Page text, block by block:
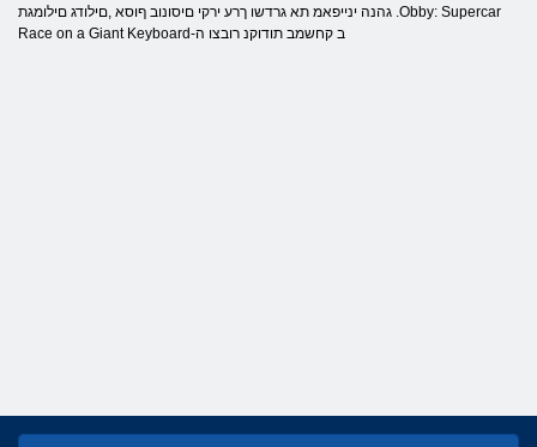
גהנה ינייפאמ תא גרדשו ךרע ירקי םיסונוב ףוסא ,םילודג םילומגת .Obby: Supercar
Race on a Giant Keyboard-ב קחשמב תודוקנ רובצו ה